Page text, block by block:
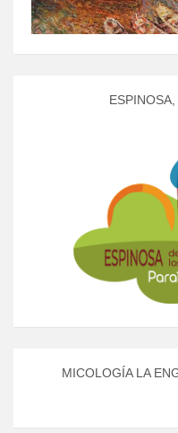
MICOLOGÍA LA